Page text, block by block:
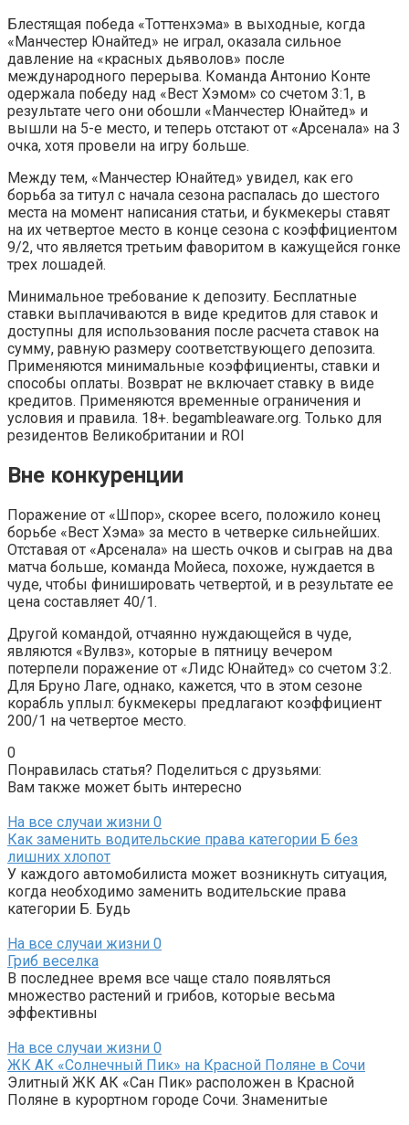
Блестящая победа «Тоттенхэма» в выходные, когда
«Манчестер Юнайтед» не играл, оказала сильное
давление на «красных дьяволов» после
международного перерыва. Команда Антонио Конте
одержала победу над «Вест Хэмом» со счетом 3:1, в
результате чего они обошли «Манчестер Юнайтед» и
вышли на 5-е место, и теперь отстают от «Арсенала» на 3
очка, хотя провели на игру больше.
Между тем, «Манчестер Юнайтед» увидел, как его
борьба за титул с начала сезона распалась до шестого
места на момент написания статьи, и букмекеры ставят
на их четвертое место в конце сезона с коэффициентом
9/2, что является третьим фаворитом в кажущейся гонке
трех лошадей.
Минимальное требование к депозиту. Бесплатные
ставки выплачиваются в виде кредитов для ставок и
доступны для использования после расчета ставок на
сумму, равную размеру соответствующего депозита.
Применяются минимальные коэффициенты, ставки и
способы оплаты. Возврат не включает ставку в виде
кредитов. Применяются временные ограничения и
условия и правила. 18+. begambleaware.org. Только для
резидентов Великобритании и ROI
Вне конкуренции
Поражение от «Шпор», скорее всего, положило конец
борьбе «Вест Хэма» за место в четверке сильнейших.
Отставая от «Арсенала» на шесть очков и сыграв на два
матча больше, команда Мойеса, похоже, нуждается в
чуде, чтобы финишировать четвертой, и в результате ее
цена составляет 40/1.
Другой командой, отчаянно нуждающейся в чуде,
являются «Вулвз», которые в пятницу вечером
потерпели поражение от «Лидс Юнайтед» со счетом 3:2.
Для Бруно Лаге, однако, кажется, что в этом сезоне
корабль уплыл: букмекеры предлагают коэффициент
200/1 на четвертое место.
0
Понравилась статья? Поделиться с друзьями:
Вам также может быть интересно
На все случаи жизни 0
Как заменить водительские права категории Б без
лишних хлопот
У каждого автомобилиста может возникнуть ситуация,
когда необходимо заменить водительские права
категории Б. Будь
На все случаи жизни 0
Гриб веселка
В последнее время все чаще стало появляться
множество растений и грибов, которые весьма
эффективны
На все случаи жизни 0
ЖК АК «Солнечный Пик» на Красной Поляне в Сочи
Элитный ЖК АК «Сан Пик» расположен в Красной
Поляне в курортном городе Сочи. Знаменитые